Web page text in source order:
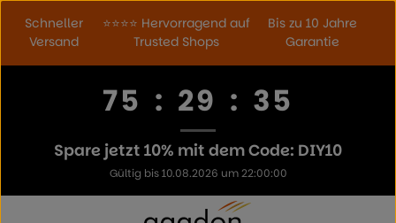
Zum Hauptinhalt springen
Schneller
Versand
⭐⭐⭐⭐ Hervorragend auf
Trusted Shops
Bis zu 10 Jahre
Garantie
75 : 29 : 33
Spare jetzt 10% mit dem Code: DIY10
Gültig bis 10.08.2026 um 22:00:00